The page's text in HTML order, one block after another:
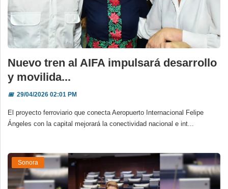
Nuevo tren al AIFA impulsará desarrollo
y movilida...
📅29/04/2026 02:01 PM
El proyecto ferroviario que conecta Aeropuerto Internacional Felipe
Ángeles con la capital mejorará la conectividad nacional e int...
Sonora